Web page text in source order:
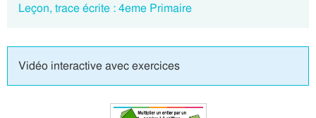
Leçon, trace écrite : 4eme Primaire
Vidéo interactive avec exercices